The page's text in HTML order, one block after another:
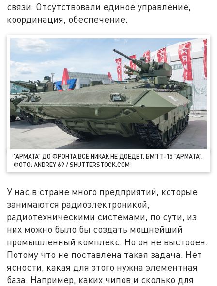
связи. Отсутствовали единое управление,
координация, обеспечение.
"АРМАТА" ДО ФРОНТА ВСЁ НИКАК НЕ ДОЕДЕТ. БМП Т-15 "АРМАТА".
ФОТО: ANDREY 69 / SHUTTERSTOCK.COM
У нас в стране много предприятий, которые
занимаются радиоэлектроникой,
радиотехническими системами, по сути, из
них можно было бы создать мощнейший
промышленный комплекс. Но он не выстроен.
Потому что не поставлена такая задача. Нет
ясности, какая для этого нужна элементная
база. Например, каких чипов и сколько для